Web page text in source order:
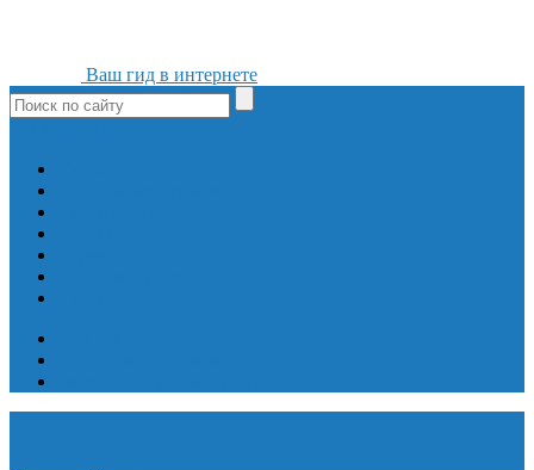
Ваш гид в интернете